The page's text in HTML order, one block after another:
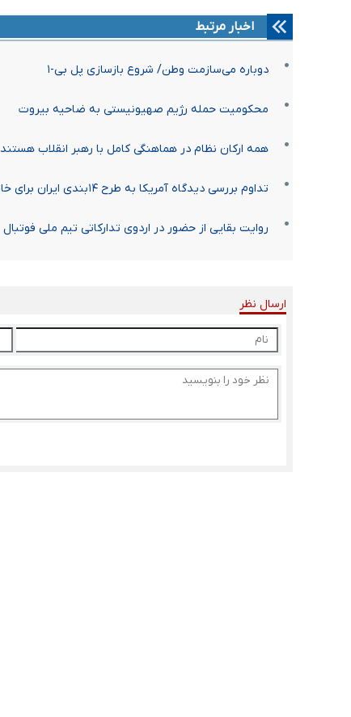
اخبار مرتبط
دوباره می‌سازمت وطن/ شروع بازسازی پل بی-۱
محکومیت حمله رژیم صهیونیستی به ضاحیه بیروت
همه ارکان نظام در هماهنگی کامل با رهبر انقلاب هستند
تداوم بررسی دیدگاه آمریکا به طرح ۱۴بندی ایران برای خاتمه جنگ/ هنوز پاسخی به آمریکا داده نشده است
روایت بقایی از حضور در اردوی تدارکاتی تیم ملی فوتبال
ارسال نظر